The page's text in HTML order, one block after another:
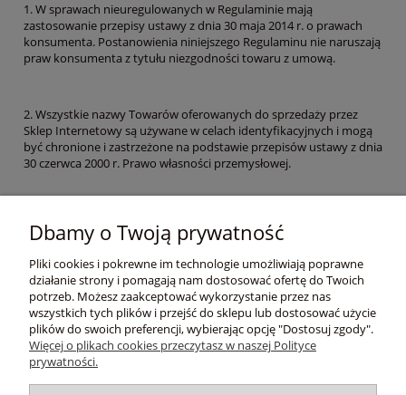
1. W sprawach nieuregulowanych w Regulaminie mają
zastosowanie przepisy ustawy z dnia 30 maja 2014 r. o prawach
konsumenta. Postanowienia niniejszego Regulaminu nie naruszają
praw konsumenta z tytułu niezgodności towaru z umową.
2. Wszystkie nazwy Towarów oferowanych do sprzedaży przez
Sklep Internetowy są używane w celach identyfikacyjnych i mogą
być chronione i zastrzeżone na podstawie przepisów ustawy z dnia
30 czerwca 2000 r. Prawo własności przemysłowej.
Pomoc
Moje konto
Płatności i dostawa
Dbamy o Twoją prywatność
Pliki cookies i pokrewne im technologie umożliwiają poprawne
działanie strony i pomagają nam dostosować ofertę do Twoich
potrzeb. Możesz zaakceptować wykorzystanie przez nas
wszystkich tych plików i przejść do sklepu lub dostosować użycie
plików do swoich preferencji, wybierając opcję "Dostosuj zgody".
Więcej o plikach cookies przeczytasz w naszej Polityce
prywatności.